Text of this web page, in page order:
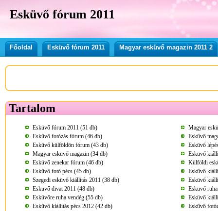
Esküvő fórum 2011
Főoldal Esküvő fórum 2011 Magyar esküvő magazin 2011 2
Tartalom
Esküvő fórum 2011 (51 db)
Magyar
Esküvő fotózás fórum (46 db)
Esküvő
Esküvő külföldön fórum (43 db)
Esküvő
Magyar esküvő magazin (34 db)
Esküvő
Esküvő zenekar fórum (46 db)
Külföldi
Esküvő fotó pécs (45 db)
Esküvő
Szegedi esküvő kiállítás 2011 (38 db)
Esküvő
Esküvő divat 2011 (48 db)
Esküvő
Esküvőre ruha vendég (55 db)
Esküvő
Esküvő kiállítás pécs 2012 (42 db)
Esküvő